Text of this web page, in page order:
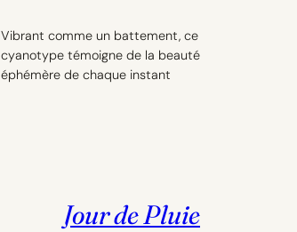
Vibrant comme un battement, ce
cyanotype témoigne de la beauté
éphémère de chaque instant
Jour de Pluie